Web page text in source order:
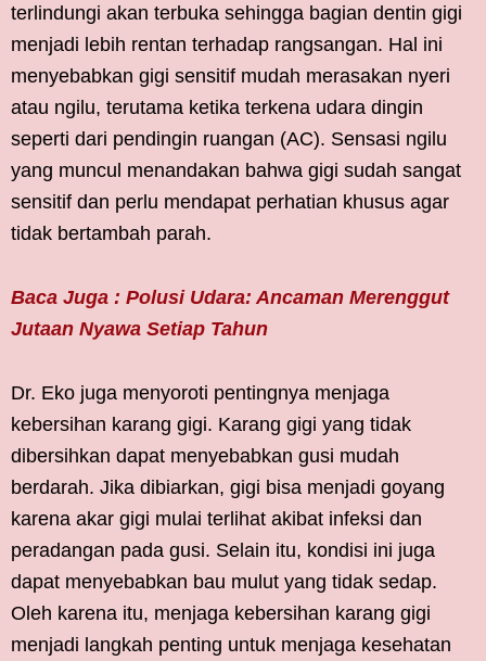
terlindungi akan terbuka sehingga bagian dentin gigi
menjadi lebih rentan terhadap rangsangan. Hal ini
menyebabkan gigi sensitif mudah merasakan nyeri
atau ngilu, terutama ketika terkena udara dingin
seperti dari pendingin ruangan (AC). Sensasi ngilu
yang muncul menandakan bahwa gigi sudah sangat
sensitif dan perlu mendapat perhatian khusus agar
tidak bertambah parah.
Baca Juga : Polusi Udara: Ancaman Merenggut
Jutaan Nyawa Setiap Tahun
Dr. Eko juga menyoroti pentingnya menjaga
kebersihan karang gigi. Karang gigi yang tidak
dibersihkan dapat menyebabkan gusi mudah
berdarah. Jika dibiarkan, gigi bisa menjadi goyang
karena akar gigi mulai terlihat akibat infeksi dan
peradangan pada gusi. Selain itu, kondisi ini juga
dapat menyebabkan bau mulut yang tidak sedap.
Oleh karena itu, menjaga kebersihan karang gigi
menjadi langkah penting untuk menjaga kesehatan